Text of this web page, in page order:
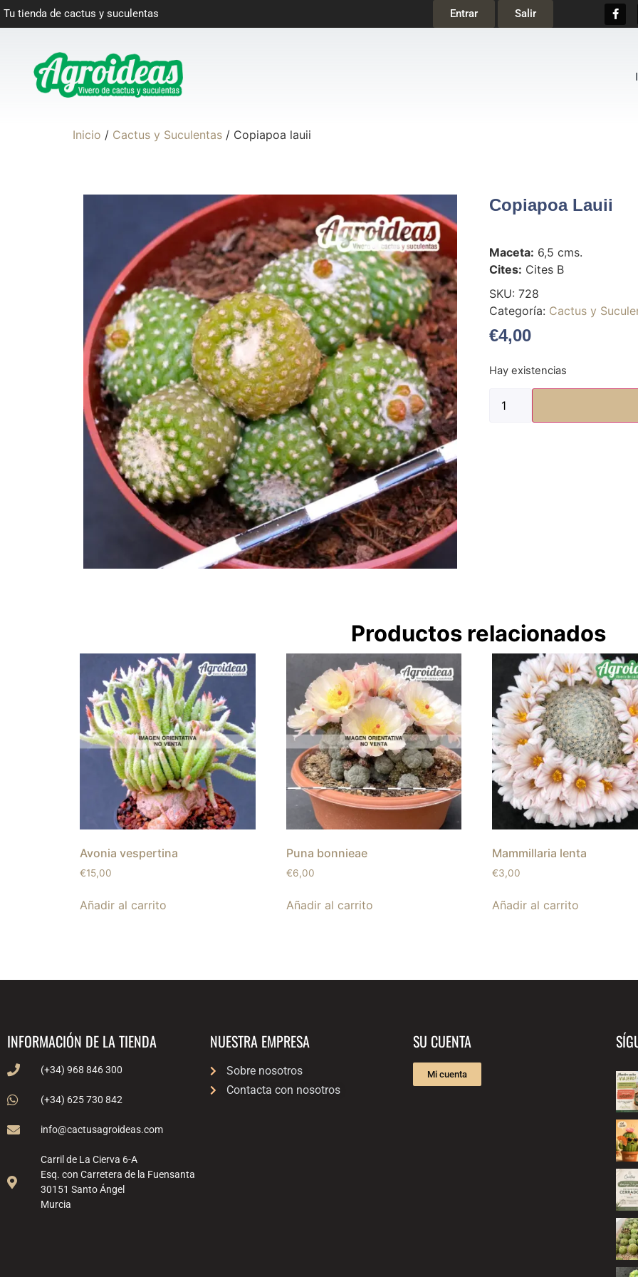
Tu tienda de cactus y suculentas Entrar Salir
Inicio / Cactus y Suculentas / Copiapoa lauii
Copiapoa Lauii
Maceta: 6,5 cms.
Cites: Cites B
SKU: 728
Categoría: Cactus y
€4,00
Hay existencias
Productos relacionados
Avonia vespertina
€15,00
Añadir al carrito
Puna bonnieae
€6,00
Añadir al carrito
Mammillaria lenta
€3,00
Añadir al carrito
INFORMACIÓN DE LA TIENDA
(+34) 968 846 300
(+34) 625 730 842
info@cactusagroideas.com
Carril de La Cierva 6-A
Esq. con Carretera de la Fuensanta
30151 Santo Ángel
Murcia
NUESTRA EMPRESA
Sobre nosotros
Contacta con nosotros
SU CUENTA
Mi cuenta